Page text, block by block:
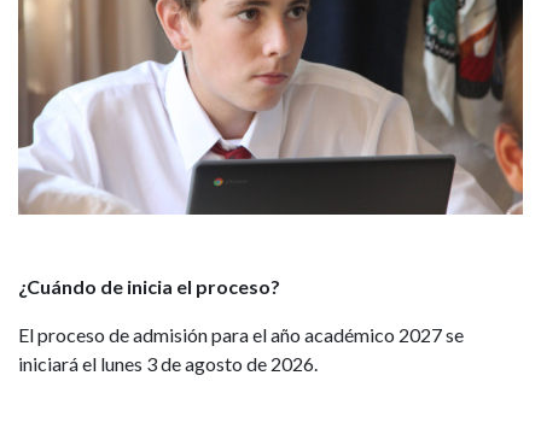
¿Cuándo de inicia el proceso?
El proceso de admisión para el año académico 2027 se
iniciará el lunes 3 de agosto de 2026.